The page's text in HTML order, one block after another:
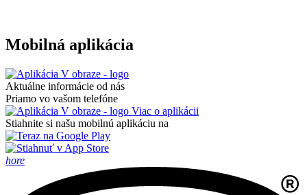
Mobilná aplikácia
Aktuálne informácie od nás
Priamo vo vašom telefóne
Viac o aplikácii
Stiahnite si našu mobilnú aplikáciu na
hore